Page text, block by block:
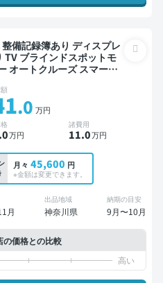
TV ブラインドスポットモ
オートクルーズ スマート
.0 万円
.0万円
諸費用
11.0万円
月々 45,600 円
※金額は変更できます。
月
出品地域
神奈川県
納期の目安
9月〜10月
の価格との比較